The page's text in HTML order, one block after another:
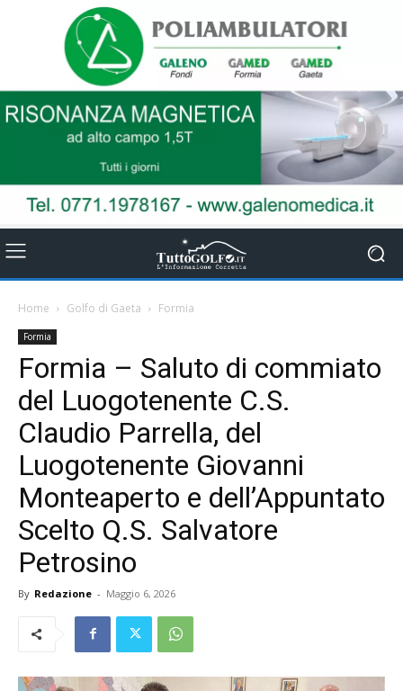
Home Golfo di Gaeta Formia
Formia
Formia – Saluto di commiato
del Luogotenente C.S.
Claudio Parrella, del
Luogotenente Giovanni
Monteaperto e dell’Appuntato
Scelto Q.S. Salvatore
Petrosino
By Redazione - Maggio 6, 2026